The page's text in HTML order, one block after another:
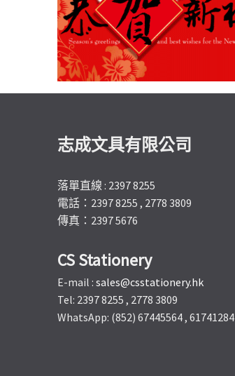
志成文具有限公司
落單直線 : 2397 8255
電話：2397 8255 , 2778 3809
傳真：2397 5676
CS Stationery
E-mail : sales@csstationery.hk
Tel: 2397 8255 , 2778 3809
WhatsApp: (852) 67445564 , 61741284